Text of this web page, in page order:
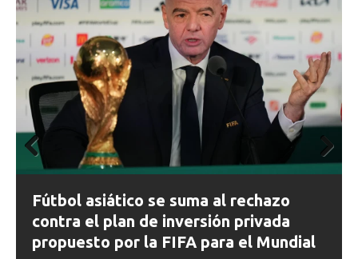
FIFA abre expedientes disciplinarios
contra Argentina tras los incidentes en
la final del Mundial 2026
Prev